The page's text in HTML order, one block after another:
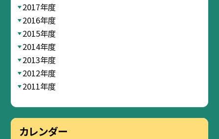
2017年度
2016年度
2015年度
2014年度
2013年度
2012年度
2011年度
カレンダー